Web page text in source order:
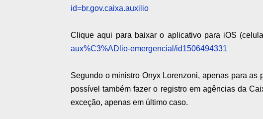
id=br.gov.caixa.auxilio
Clique aqui para baixar o aplicativo para iOS
aux%C3%ADlio-emergencial/id1506494331
Segundo o ministro Onyx Lorenzoni, apenas para as
possível também fazer o registro em agências da
exceção, apenas em último caso.